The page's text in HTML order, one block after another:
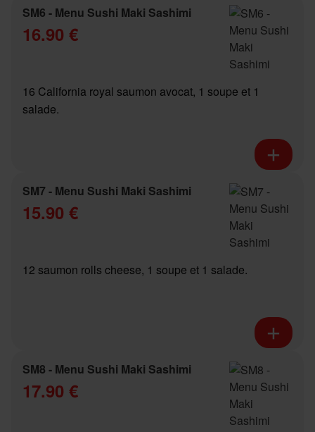
SM6 - Menu Sushi Maki Sashimi
16.90 €
16 California royal saumon avocat, 1 soupe et 1
salade.
SM7 - Menu Sushi Maki Sashimi
15.90 €
12 saumon rolls cheese, 1 soupe et 1 salade.
SM8 - Menu Sushi Maki Sashimi
17.90 €